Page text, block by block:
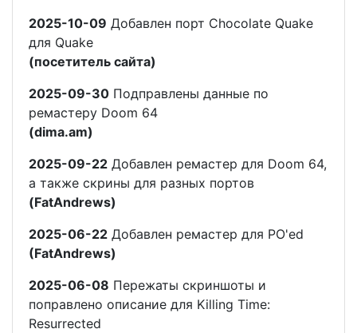
2025-10-09 Добавлен порт Chocolate Quake
для Quake
(посетитель сайта)
2025-09-30 Подправлены данные по
ремастеру Doom 64
(dima.am)
2025-09-22 Добавлен ремастер для Doom 64,
а также скрины для разных портов
(FatAndrews)
2025-06-22 Добавлен ремастер для PO'ed
(FatAndrews)
2025-06-08 Пережаты скриншоты и
поправлено описание для Killing Time:
Resurrected